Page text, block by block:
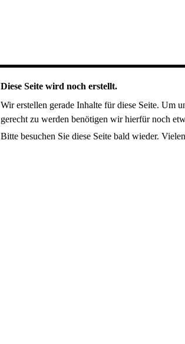
Diese Seite wird noch erstellt.
Wir erstellen gerade Inhalte für diese Seite. Um
gerecht zu werden benötigen wir hierfür noch
Bitte besuchen Sie diese Seite bald wieder.